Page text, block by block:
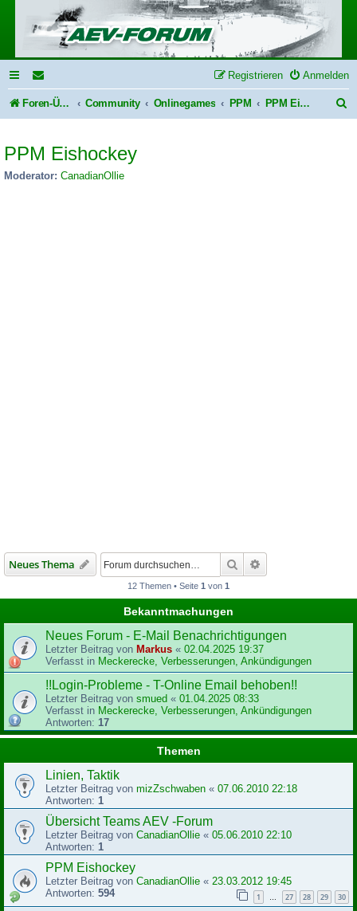
Anmelden
Registrieren
Foren-Übersicht Community Onlinegames PPM PPM Eishockey
PPM Eishockey
Moderator: CanadianOllie
Neues Thema Suche
12 Themen • Seite 1 von 1
Bekanntmachungen
Neues Forum - E-Mail Benachrichtigungen
Letzter Beitrag von Markus « 02.04.2025 19:37
Verfasst in Meckerecke, Verbesserungen, Ankündigungen
!!Login-Probleme - T-Online Email behoben!!
Letzter Beitrag von smued « 01.04.2025 08:33
Verfasst in Meckerecke, Verbesserungen, Ankündigungen
Antworten: 17
Themen
Linien, Taktik
Letzter Beitrag von mizZschwaben « 07.06.2010 22:18
Antworten: 1
Übersicht Teams AEV -Forum
Letzter Beitrag von CanadianOllie « 05.06.2010 22:10
Antworten: 1
PPM Eishockey
Letzter Beitrag von CanadianOllie « 23.03.2012 19:45
Antworten: 594 1 … 27 28 29 30